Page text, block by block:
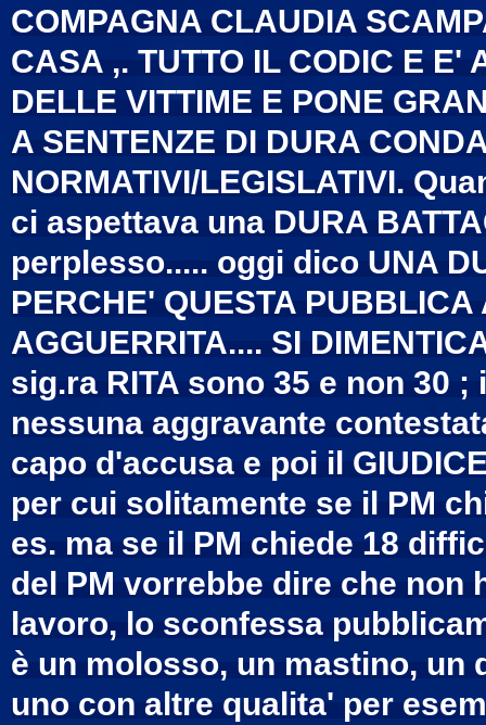
COMPAGNA CLAUDIA
CASA ,. TUTTO IL CODIC E E'
DELLE VITTIME E PONE
A SENTENZE DI DURA
NORMATIVI/LEGISLATIVI.
ci aspettava una DURA
perplesso..... oggi dico UNA
PERCHE' QUESTA
AGGUERRITA.... SI
sig.ra RITA sono 35 e non 30
nessuna aggravante
capo d'accusa e poi il
per cui solitamente se il PM
es. ma se il PM chiede 18
del PM vorrebbe dire che
lavoro, lo sconfessa
è un molosso, un mastino, un
uno con altre qualita' per